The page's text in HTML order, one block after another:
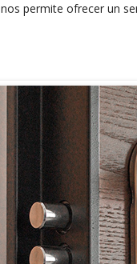
nos permite ofrecer un